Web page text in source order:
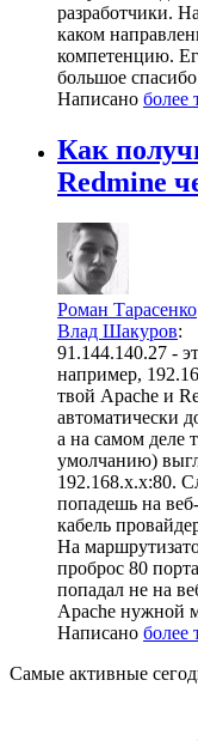
разработчики.
каком
компетенцию.
большое
Написано более
Как
Redmine
Роман Тарасенко
Влад Шакуров:
91.144.140.27 -
например,
твой Apache и
автоматически
а на самом деле
умолчанию)
192.168.х.х:80.
попадешь на
кабель
На
проброс 80
попадал не на
Apache нужной
Написано более
Самые активные